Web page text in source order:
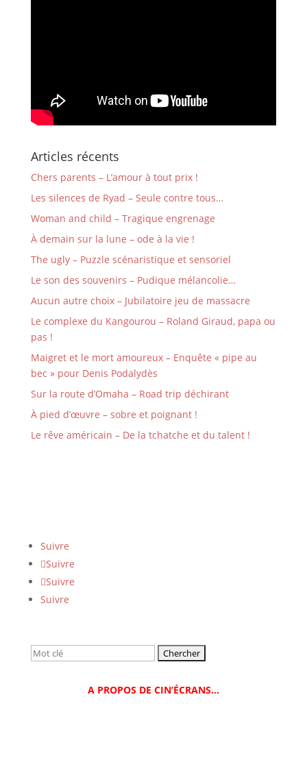
Articles récents
Chers parents – L’amour à tout prix !
Les silences de Ryad – Seule contre tous…
Woman and child – Tragique engrenage
À demain sur la lune – ode à la vie !
The ugly – Puzzle scénaristique et sensoriel
Le son des souvenirs – Pudique mélancolie…
Aucun autre choix – Jubilatoire jeu de massacre
Le complexe du Kangourou – Roland Giraud, papa ou
pas !
Maigret et le mort amoureux – Enquête « pipe au
bec » pour Denis Podalydès
Sur la route d’Omaha – Road trip déchirant
À pied d’œuvre – sobre et poignant !
Le rêve américain – De la tchatche et du talent !
Suivre
Suivre
Suivre
Suivre
Rechercher:
A PROPOS DE CIN’ÉCRANS…